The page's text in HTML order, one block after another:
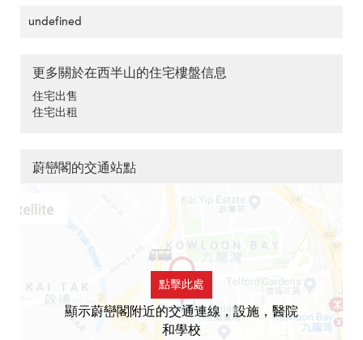
undefined
更多關於在西半山的住宅樓盤信息
住宅出售
住宅出租
蔚巒閣的交通站點
點擊此處
顯示蔚巒閣附近的交通連線，設施，醫院
和學校